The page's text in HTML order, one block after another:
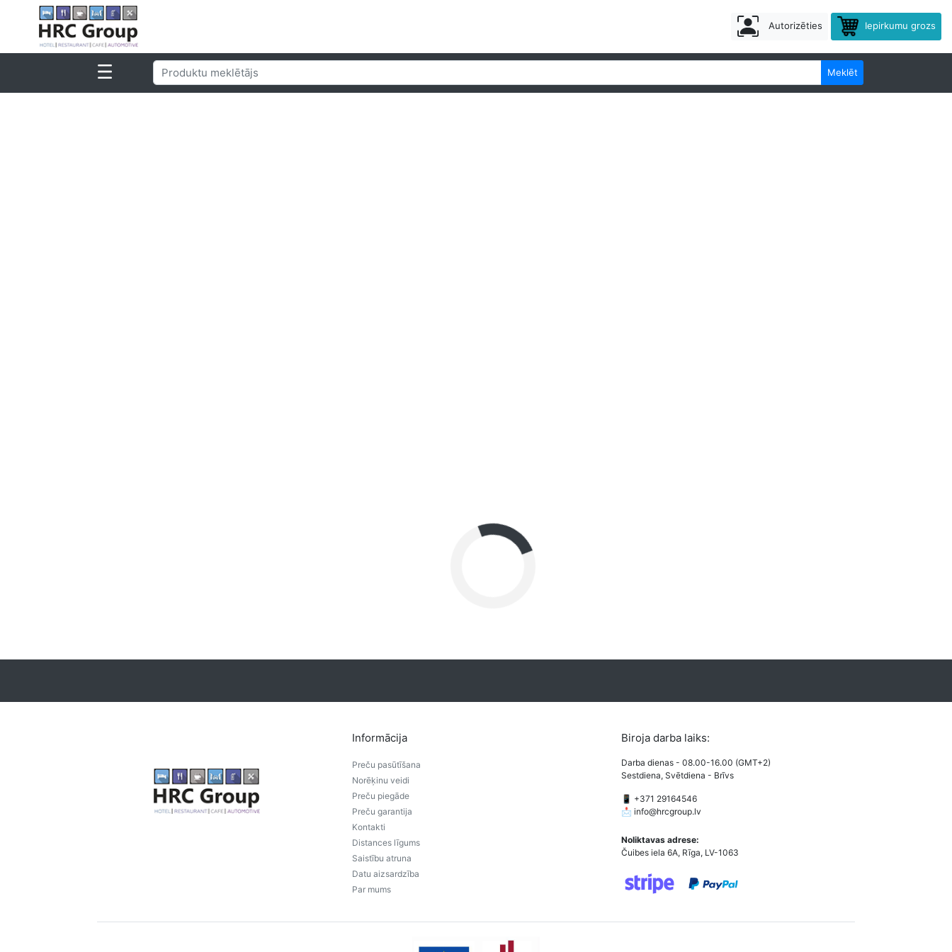
Autorizēties Iepirkumu grozs
Meklēt
Informācija
Preču pasūtīšana
Norēķinu veidi
Preču piegāde
Preču garantija
Kontakti
Distances līgums
Saistību atruna
Datu aizsardzība
Par mums
Biroja darba laiks:
Darba dienas - 08.00-16.00 (GMT+2)
Sestdiena, Svētdiena - Brīvs
📱 +371 29164546
📩 info@hrcgroup.lv
Noliktavas adrese:
Čuibes iela 6A, Rīga, LV-1063